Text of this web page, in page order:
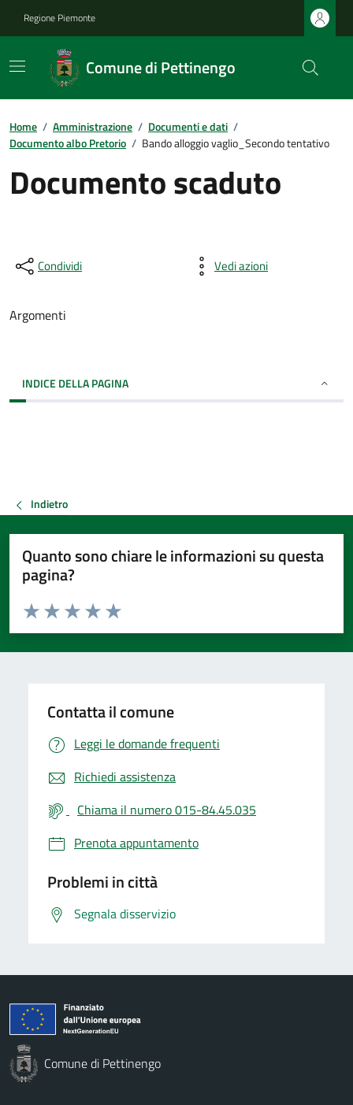
Regione Piemonte
Comune di Pettinengo
Home / Amministrazione / Documenti e dati /
Documento albo Pretorio / Bando alloggio vaglio_Secondo tentativo
Documento scaduto
Condividi Vedi azioni
Argomenti
INDICE DELLA PAGINA
Indietro
Quanto sono chiare le informazioni su questa
pagina?
Valuta da 1 a 5 stelle la pagina
Valuta 5 stelle su 5
Valuta 4 stelle su 5
Valuta 3 stelle su 5
Valuta 2 stelle su 5
Valuta 1 stelle su 5
Contatta il comune
Leggi le domande frequenti
Richiedi assistenza
Chiama il numero 015-84.45.035
Prenota appuntamento
Problemi in città
Segnala disservizio
Comune di Pettinengo